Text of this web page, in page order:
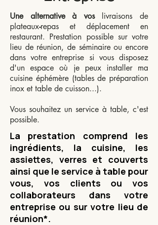
Une alternative à vos
livraisons de
plateaux-repas et déplacement en
restaurant. Prestation possible sur votre
lieu de réunion, de séminaire ou encore
dans votre entreprise si vous disposez
d'un espace où je peux installer ma
cuisine éphémère (tables de préparation
inox et table de cuisson...).
Vous souhaitez un service à table, c'est
possible.
La prestation comprend les
ingrédients, la cuisine, les
assiettes, verres et couverts
ainsi que le service à table pour
vous, vos clients ou vos
collaborateurs dans votre
entreprise ou sur votre lieu de
réunion*.